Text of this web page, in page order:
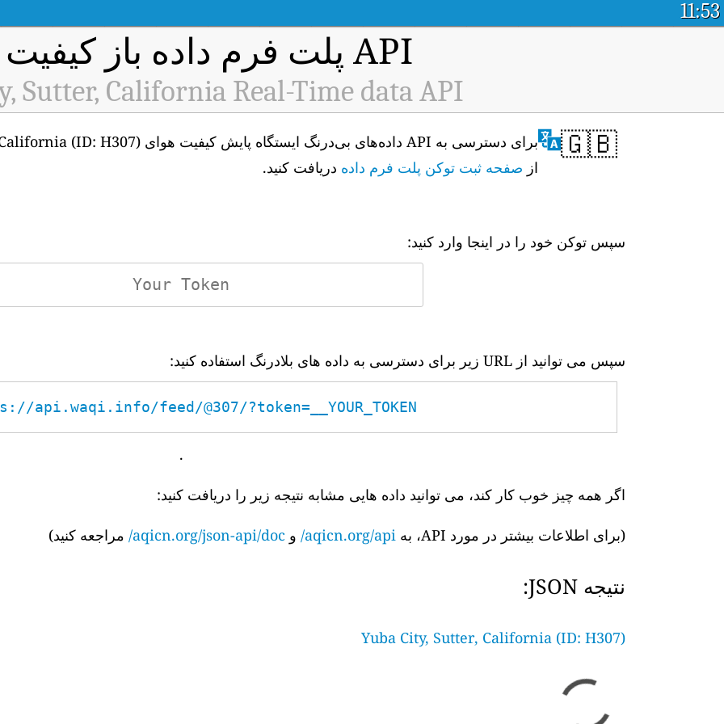
11:53
API پلت فرم داده باز کیفیت هوا
Sutter, California Real-Time data API
🇬🇧
از صفحه ثبت توکن پلت فرم داده دریافت کنید.
سپس توکن خود را در اینجا وارد کنید:
سپس می توانید از URL زیر برای دسترسی به داده های بلادرنگ استفاده کنید:
api.waqi.info/feed/@307/?token=__YOUR_TOKEN__
.
اگر همه چیز خوب کار کند، می توانید داده هایی مشابه نتیجه زیر را دریافت کنید:
(برای اطلاعات بیشتر در مورد API، به aqicn.org/api/ و aqicn.org/json-api/doc/ مراجعه کنید)
نتیجه JSON:
Yuba City, Sutter, California (ID: H307)